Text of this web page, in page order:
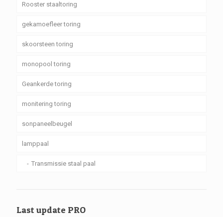
Rooster staaltoring
gekamoefleer toring
skoorsteen toring
monopool toring
Geankerde toring
monitering toring
sonpaneelbeugel
lamppaal
Transmissie staal paal
Last update PRO